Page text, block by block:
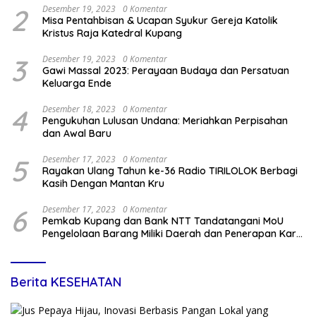
2 Desember 19, 2023 0 Komentar
Misa Pentahbisan & Ucapan Syukur Gereja Katolik
Kristus Raja Katedral Kupang
3 Desember 19, 2023 0 Komentar
Gawi Massal 2023: Perayaan Budaya dan Persatuan
Keluarga Ende
4 Desember 18, 2023 0 Komentar
Pengukuhan Lulusan Undana: Meriahkan Perpisahan
dan Awal Baru
5 Desember 17, 2023 0 Komentar
Rayakan Ulang Tahun ke-36 Radio TIRILOLOK Berbagi
Kasih Dengan Mantan Kru
6 Desember 17, 2023 0 Komentar
Pemkab Kupang dan Bank NTT Tandatangani MoU
Pengelolaan Barang Miliki Daerah dan Penerapan Kartu
Berita KESEHATAN